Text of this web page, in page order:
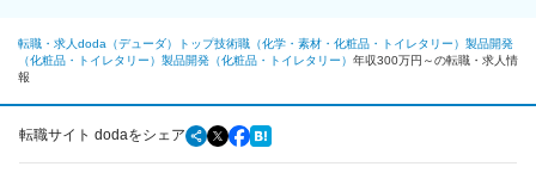
転職・求人doda（デューダ）トップ技術職（化学・素材・化粧品・トイレタリー） 製品開発
（化粧品・トイレタリー） 製品開発（化粧品・トイレタリー） 年収300万円～の転職・求人情
報
転職サイト dodaをシェア